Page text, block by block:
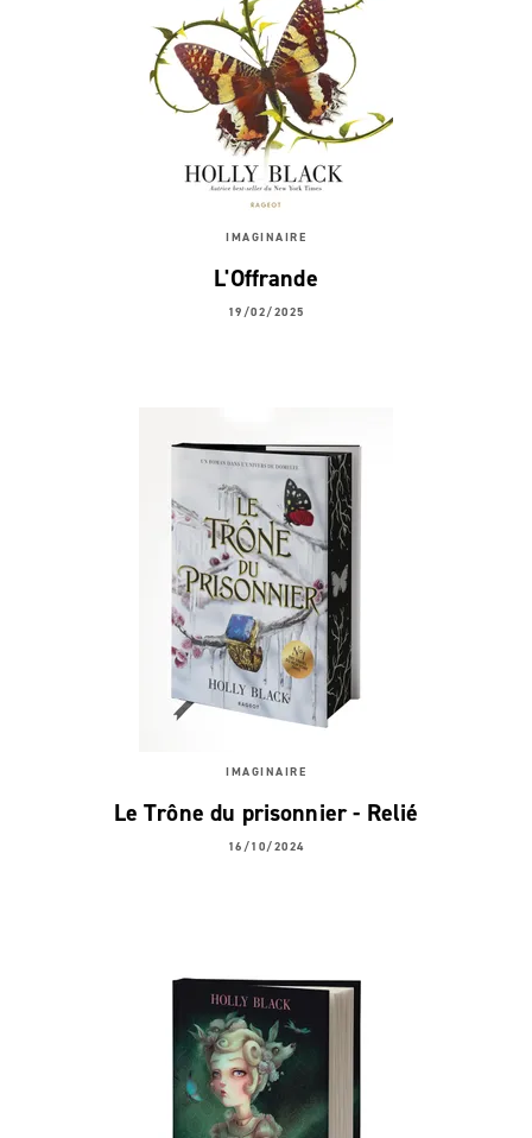
IMAGINAIRE
L'Offrande
19/02/2025
IMAGINAIRE
Le Trône du prisonnier - Relié
16/10/2024